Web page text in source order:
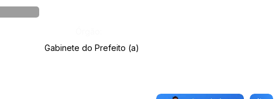
Gabinete do Prefeito (a)